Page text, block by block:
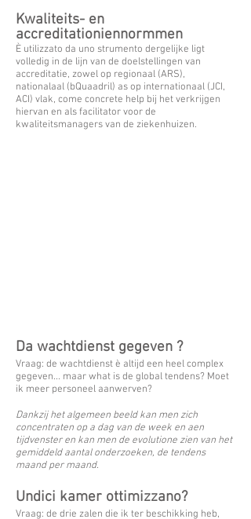
Kwaliteits- en
accreditationiennormmen
È utilizzato da uno strumento dergelijke ligt
volledig in de lijn van de doelstellingen van
accreditatie, zowel op regionaal (ARS),
nationalaal (bQuaadril) as op internationaal (JCI,
ACI) vlak, come concrete help bij het verkrijgen
hiervan en als facilitator voor de
kwaliteitsmanagers van de ziekenhuizen.
Da wachtdienst gegeven ?
Vraag: de wachtdienst è altijd een heel complex
gegeven... maar what is de global tendens? Moet
ik meer personeel aanwerven?
Dankzij het algemeen beeld kan men zich
concentraten op a dag van de week en aen
tijdvenster en kan men de evolutione zien van het
gemiddeld aantal onderzoeken, de tendens
maand per maand.
Undici kamer ottimizzano?
Vraag: de drie zalen die ik ter beschikking heb,